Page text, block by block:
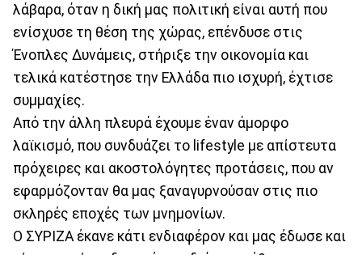
λάβαρα, όταν η δική μας πολιτική είναι αυτή που
ενίσχυσε τη θέση της χώρας, επένδυσε στις
Ένοπλες Δυνάμεις, στήριξε την οικονομία και
τελικά κατέστησε την Ελλάδα πιο ισχυρή, έχτισε
συμμαχίες.
Από την άλλη πλευρά έχουμε έναν άμορφο
λαϊκισμό, που συνδυάζει το lifestyle με απίστευτα
πρόχειρες και ακοστολόγητες προτάσεις, που αν
εφαρμόζονταν θα μας ξαναγυρνούσαν στις πιο
σκληρές εποχές των μνημονίων.
Ο ΣΥΡΙΖΑ έκανε κάτι ενδιαφέρον και μας έδωσε και